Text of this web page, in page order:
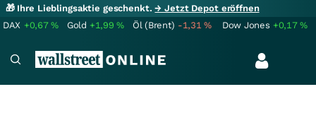
🎁 Ihre Lieblingsaktie geschenkt.→ Jetzt Depot eröffnen
DAX +0,67% Gold +1,99% Öl (Brent) -1,31% Dow Jones +0,17%